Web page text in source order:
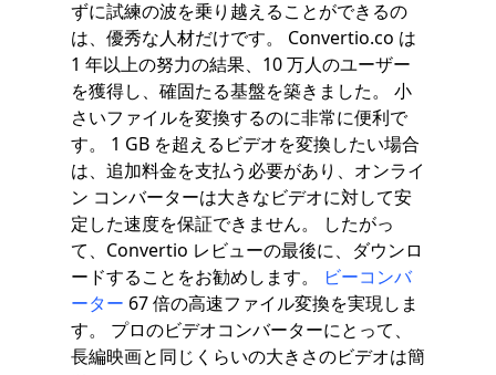
ずに試練の波を乗り越えることができるの
は、優秀な人材だけです。 Convertio.co は
1 年以上の努力の結果、10 万人のユーザー
を獲得し、確固たる基盤を築きました。 小
さいファイルを変換するのに非常に便利で
す。 1 GB を超えるビデオを変換したい場合
は、追加料金を支払う必要があり、オンライ
ン コンバーターは大きなビデオに対して安
定した速度を保証できません。 したがっ
て、Convertio レビューの最後に、ダウンロ
ードすることをお勧めします。
ビーコンバ
ーター 67 倍の高速ファイル変換を実現しま
す。 プロのビデオコンバーターにとって、
長編映画と同じくらいの大きさのビデオは簡